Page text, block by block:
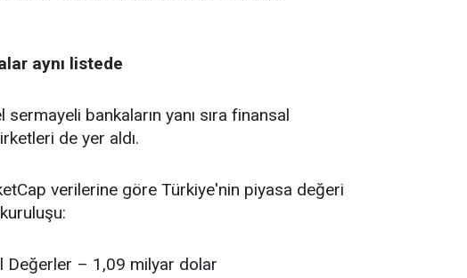
aynı listede
bankaların yanı sıra finansal
de yer aldı.
verilerine göre Türkiye'nin piyasa değeri
Değerler – 1,09 milyar dolar